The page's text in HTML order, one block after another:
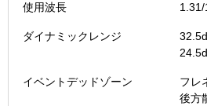
使用波長
ダイナミックレンジ
イベントデッドゾーン
フレ
後方